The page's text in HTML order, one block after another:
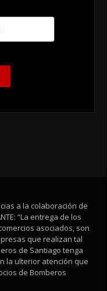
a la colaboración de
“La entrega de los
asociados, son
que realizan tal
de Santiago tenga
la ulterior atención que
de Bomberos